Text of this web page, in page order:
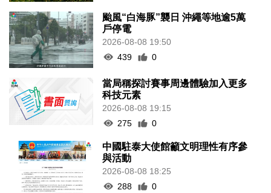
颱風“白海豚”襲日 沖繩等地逾5萬
戶停電
2026-08-08 19:50
439
0
當局稱探討賽事周邊體驗加入更多
科技元素
2026-08-08 19:15
275
0
中國駐泰大使館籲文明理性有序參
與活動
2026-08-08 18:25
288
0